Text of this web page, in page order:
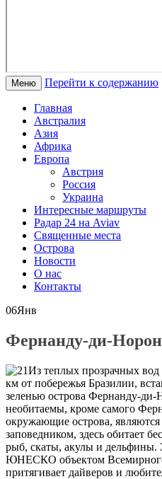
Меню Перейти к содержанию
Главная
Австралия
Азия
Африка
Европа
Австрия
Россия
Украина
Интересные маршруты
Радар 24 на Aviav
Священные места
Острова
Новости
О нас
Контакты
06Янв
Фернанду-ди-
Из теплых прозрачных вод
км от побережья Бразилии,
зеленью острова Фернанду-ди-
необитаемы, кроме самого
окружающие острова,
заповедником, здесь обитает
рыб, скаты, акулы и дельфины.
ЮНЕСКО объектом
притягивает дайверов и